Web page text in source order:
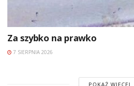
Za szybko na prawko
7 SIERPNIA 2026
POKAŻ WIĘCEJ